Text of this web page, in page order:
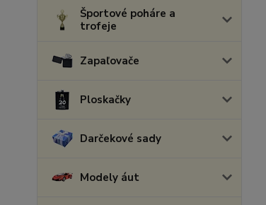
Športové poháre a
trofeje
Zapaľovače
Ploskačky
Darčekové sady
Modely áut